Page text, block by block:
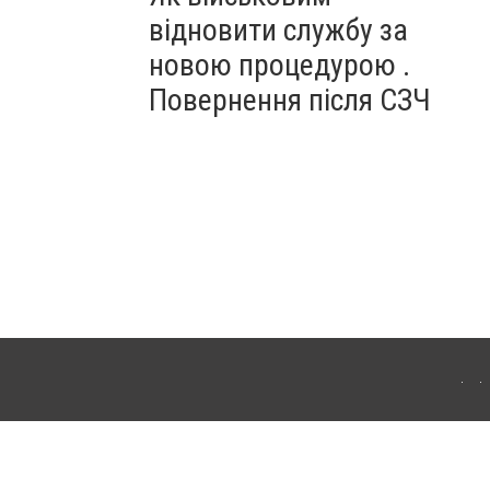
відновити службу за
новою процедурою .
Повернення після СЗЧ